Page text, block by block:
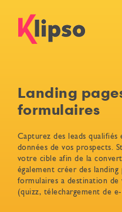
contenu
Événements
Ressources
Tarifs et services
Landing
formulaires
Capturez des leads
données de vos prospects.
votre cible afin de la
également créer des landing
formulaires a destination de
(quizz, télechargement de